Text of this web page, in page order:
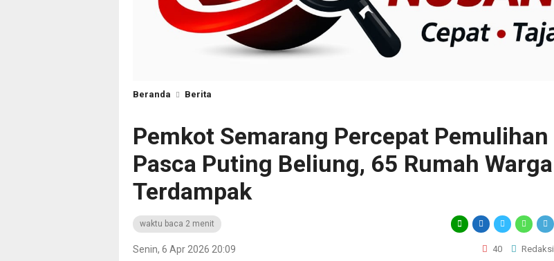
Beranda Berita
Pemkot Semarang Percepat Pemulihan
Pasca Puting Beliung, 65 Rumah Warga
Terdampak
waktu baca 2 menit
Senin, 6 Apr 2026 20:09 40 Redaksi